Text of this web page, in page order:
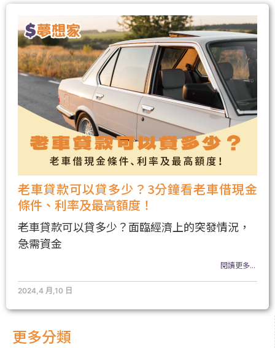
更多分類
老車貸款可以貸多少？3分鐘看老車借現金
條件、利率及最高額度！
老車貸款可以貸多少？面臨經濟上的突發情況，
急需資金
閱讀更多...
2024,4 月,10 日